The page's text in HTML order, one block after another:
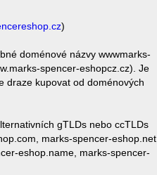
)
doménové názvy wwwmarks-
spencer-eshopcz.cz). Je
draze kupovat od doménových
gTLDs nebo ccTLDs
marks-spencer-eshop.net,
eshop.name, marks-spencer-